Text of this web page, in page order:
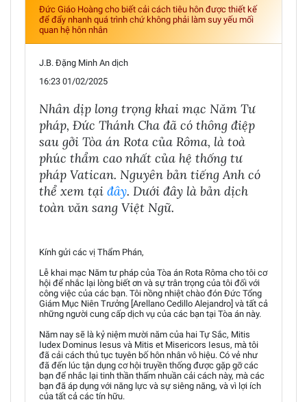
Đức Giáo Hoàng cho biết cải cách tiêu hôn được thiết kế
để đẩy nhanh quá trình chứ không phải làm suy yếu mối
quan hệ hôn nhân
J.B. Đặng Minh An dịch
16:23 01/02/2025
Nhân dịp long trọng khai mạc Năm Tư
pháp, Đức Thánh Cha đã có thông điệp
sau gởi Tòa án Rota của Rôma, là toà
phúc thẩm cao nhất của hệ thống tư
pháp Vatican. Nguyên bản tiếng Anh có
thể xem tại đây. Dưới đây là bản dịch
toàn văn sang Việt Ngữ.
Kính gửi các vị Thẩm Phán,
Lễ khai mạc Năm tư pháp của Tòa án Rota Rôma cho tôi cơ
hội để nhắc lại lòng biết ơn và sự trân trọng của tôi đối với
công việc của các bạn. Tôi nồng nhiệt chào đón Đức Tổng
Giám Mục Niên Trưởng [Arellano Cedillo Alejandro] và tất cả
những người cung cấp dịch vụ của các bạn tại Tòa án này.
Năm nay sẽ là kỷ niệm mười năm của hai Tự Sắc, Mitis
Iudex Dominus Iesus và Mitis et Misericors Iesus, mà tôi
đã cải cách thủ tục tuyên bố hôn nhân vô hiệu. Có vẻ như
đã đến lúc tận dụng cơ hội truyền thống được gặp gỡ các
bạn để nhắc lại tinh thần thấm nhuần cải cách này, mà các
bạn đã áp dụng với năng lực và sự siêng năng, và vì lợi ích
của tất cả các tín hữu.